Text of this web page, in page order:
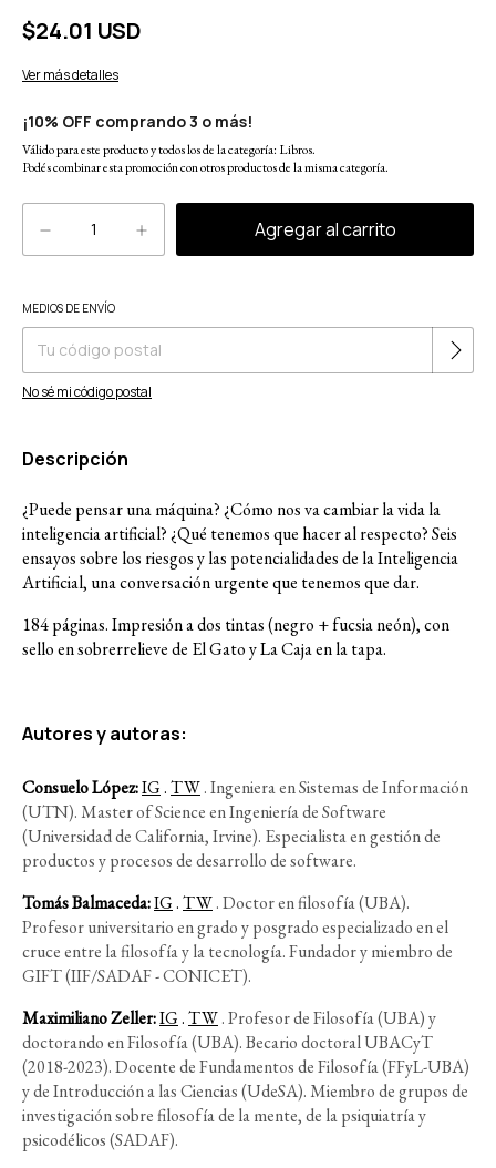
$24.01 USD
Ver más detalles
¡10% OFF comprando 3 o más!
Válido para este producto y todos los de la categoría: Libros.
Podés combinar esta promoción con otros productos de la misma categoría.
Entregas para el CP:
MEDIOS DE ENVÍO
No sé mi código postal
Descripción
¿Puede pensar una máquina? ¿Cómo nos va cambiar la vida la
inteligencia artificial? ¿Qué tenemos que hacer al respecto? Seis
ensayos sobre los riesgos y las potencialidades de la Inteligencia
Artificial, una conversación urgente que tenemos que dar.
184 páginas. Impresión a dos tintas (negro + fucsia neón), con
sello en sobrerrelieve de El Gato y La Caja en la tapa.
Autores y autoras:
Consuelo López:IG.TW.Ingeniera en Sistemas de Información
(UTN). Master of Science en Ingeniería de Software
(Universidad de California, Irvine). Especialista en gestión de
productos y procesos de desarrollo de software.
Tomás Balmaceda:IG.TW.Doctor en filosofía (UBA).
Profesor universitario en grado y posgrado especializado en el
cruce entre la filosofía y la tecnología. Fundador y miembro de
GIFT (IIF/SADAF - CONICET).
Maximiliano Zeller:IG.TW.Profesor de Filosofía (UBA) y
doctorando en Filosofía (UBA). Becario doctoral UBACyT
(2018-2023). Docente de Fundamentos de Filosofía (FFyL-UBA)
y de Introducción a las Ciencias (UdeSA). Miembro de grupos de
investigación sobre filosofía de la mente, de la psiquiatría y
psicodélicos (SADAF).